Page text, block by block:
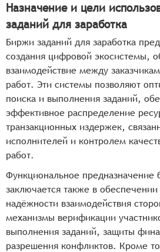
Назначение и цели
заданий для заработка
Биржи заданий для заработка
создания цифровой экосистемы,
взаимодействие между
работ. Эти системы позволяют
поиска и выполнения заданий,
эффективное распределение
транзакционных издержек,
исполнителей и контролем
работ.
Функциональное предназначение
заключается также в обеспечении
надёжности взаимодействия
механизмы верификации
выполнения заданий, защиты
разрешения конфликтов. Кроме